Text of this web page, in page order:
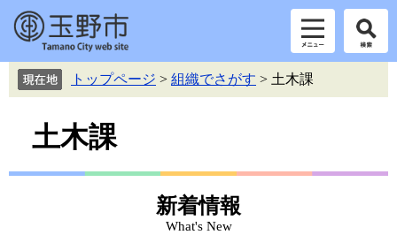
トップページ > 組織でさがす > 土木課
土木課
新着情報
What's New